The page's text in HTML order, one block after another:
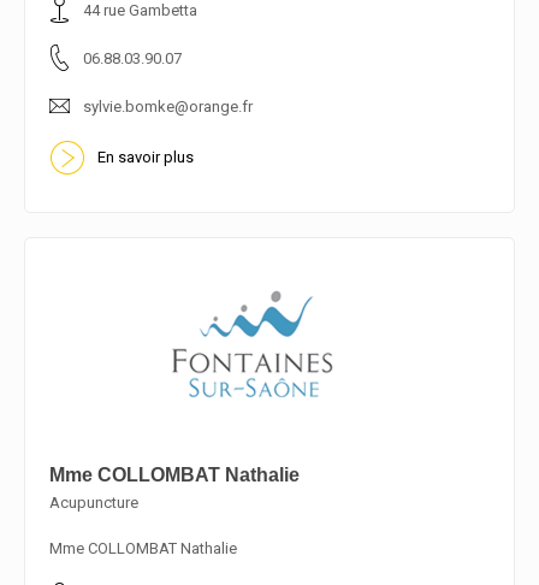
44 rue Gambetta
06.88.03.90.07
sylvie.bomke@orange.fr
En savoir plus
En savoir plus
Mme COLLOMBAT Nathalie
Acupuncture
Mme COLLOMBAT Nathalie